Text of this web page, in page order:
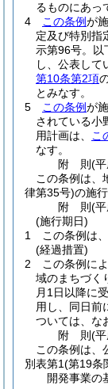
るものにあっ
4
この条例が
定及び特別指
示第96号。以
し、公表して
第10条第2項
とみなす。
5
この条例が
されている小
用計画は、
こ
なす。
附 則(
この条例は、
律第35号)の施
附 則(
(施行期日)
1
この条例は
(経過措置)
2
この条例に
域のまちづく
月1日以降に
用し、同日前
ついては、な
附 則(
この条例は、
別表第1(第19条
開発事業の